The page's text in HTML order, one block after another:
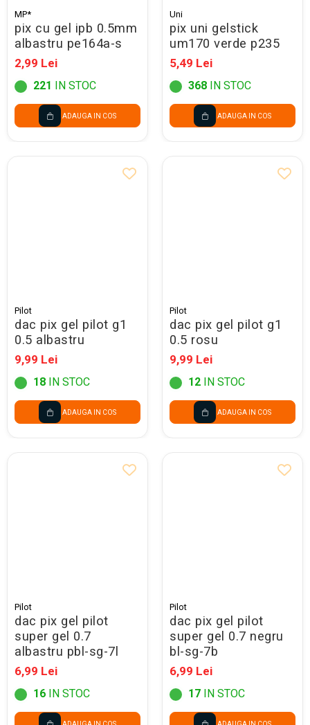
MP*
pix cu gel ipb 0.5mm
albastru pe164a-s
2,99 Lei
221 IN STOC
ADAUGA IN COS
Uni
pix uni gelstick
um170 verde p235
5,49 Lei
368 IN STOC
ADAUGA IN COS
Pilot
dac pix gel pilot g1
0.5 albastru
9,99 Lei
18 IN STOC
ADAUGA IN COS
Pilot
dac pix gel pilot g1
0.5 rosu
9,99 Lei
12 IN STOC
ADAUGA IN COS
Pilot
dac pix gel pilot
super gel 0.7
albastru pbl-sg-7l
6,99 Lei
16 IN STOC
Pilot
dac pix gel pilot
super gel 0.7 negru
bl-sg-7b
6,99 Lei
17 IN STOC